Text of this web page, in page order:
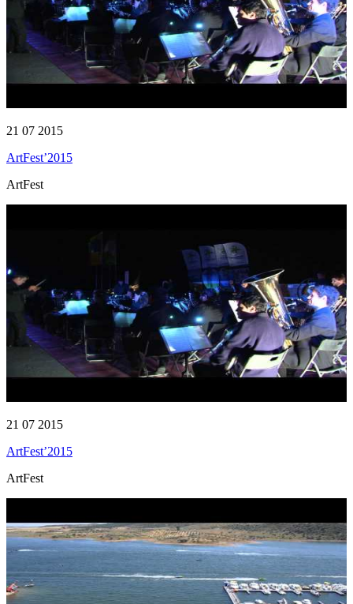
21 07 2015
ArtFest’2015
ArtFest
21 07 2015
ArtFest’2015
ArtFest